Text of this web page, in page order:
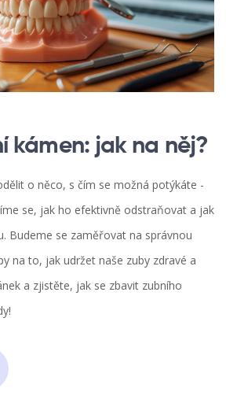
kámen: jak na něj?
o něco, s čím se možná potýkáte -
se, jak ho efektivně odstraňovat a jak
Budeme se zaměřovat na správnou
na to, jak udržet naše zuby zdravé a
a zjistěte, jak se zbavit zubního